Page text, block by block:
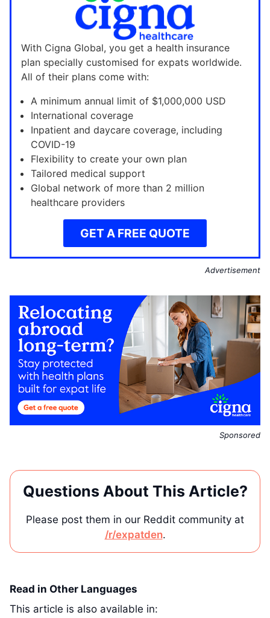
With Cigna Global, you get a health insurance
plan specially customised for expats worldwide.
All of their plans come with:
A minimum annual limit of $1,000,000 USD
International coverage
Inpatient and daycare coverage, including
COVID-19
Flexibility to create your own plan
Tailored medical support
Global network of more than 2 million
healthcare providers
GET A FREE QUOTE
Advertisement
Sponsored
Questions About This Article?
Please post them in our Reddit community at
/r/expatden.
Read in Other Languages
This article is also available in: